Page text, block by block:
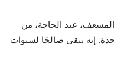
عند الحاجة، من
إنه يبقى صالحًا لسنوات